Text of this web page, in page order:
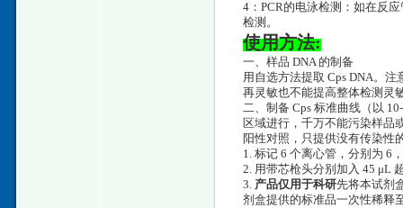
4：PCR的电泳检测：如在反
检测。
使用方法:
一、样品 DNA 的制备
用自选方法提取 Cps DNA。
再灵敏也不能提高整体检测灵
二、制备 Cps 标准曲线（以
区域进行，千万不能污染样品
阳性对照，只提供没有传染性
1. 标记 6 个离心管，分别为 6
2. 用带芯枪头分别加入 45 μL
3. 产品仅用于科研先将本试剂
剂盒提供的标准品一次性稀释